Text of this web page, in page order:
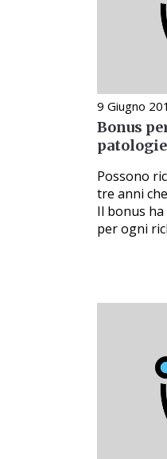
9 Giugno
Bonus
Possono
tre anni
Il bonus ha
per ogni